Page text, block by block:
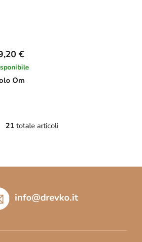
Om
€
C
l
l
d
21totale articoli
info@drevko.it